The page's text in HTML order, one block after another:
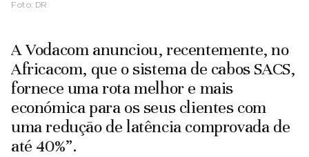
Foto: DR
A Vodacom anunciou, recentemente, no
Africacom, que o sistema de cabos SACS,
fornece uma rota melhor e mais
económica para os seus clientes com
uma redução de latência comprovada de
até 40%”.